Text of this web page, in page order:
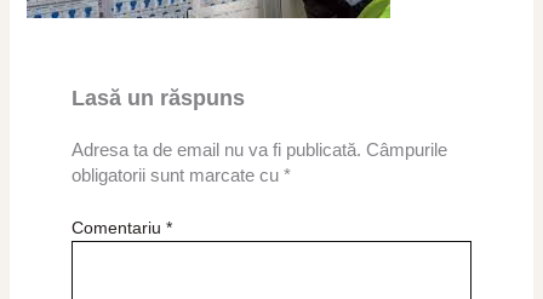
Lasă un răspuns
Adresa ta de email nu va fi publicată. Câmpurile
obligatorii sunt marcate cu *
Comentariu *